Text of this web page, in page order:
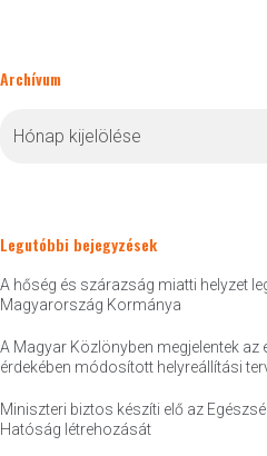
Archívum
Legutóbbi bejegyzések
A hőség és szárazság miatti helyzet
Magyarország Kormánya
A Magyar Közlönyben megjelentek
érdekében módosított helyreállítási
Miniszteri biztos készíti elő az
Hatóság létrehozását